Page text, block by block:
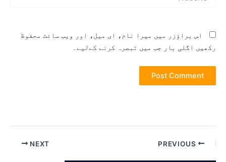
اس براؤزر میں میرا نام، ای میل، اور ویب سائٹ محفوظ
اگلی بار جب میں تبصرہ کرنے کےلیے۔
NEXT